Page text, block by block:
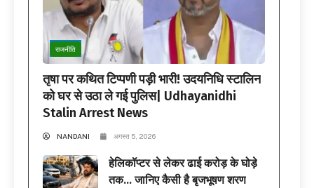
राजनीति
तृषा पर कथित टिप्पणी पड़ी भारी! उदयनिधि स्टालिन
को घर से उठा ले गई पुलिस| Udhayanidhi
Stalin Arrest News
NANDANI अगस्त 5, 2026
हेलिकॉप्टर से लेकर ढाई करोड़ के घोड़े
तक… जानिए कैसी है बृजभूषण शरण